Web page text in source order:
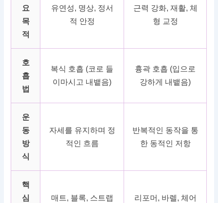
요
목
적
유연성, 명상, 정서
적 안정
근력 강화, 재활, 체
형 교정
호
흡
법
복식 호흡 (코로 들
이마시고 내뱉음)
흉곽 호흡 (입으로
강하게 내뱉음)
운
동
방
식
자세를 유지하며 정
적인 흐름
반복적인 동작을 통
한 동적인 저항
핵
심
매트, 블록, 스트랩
리포머, 바렐, 체어